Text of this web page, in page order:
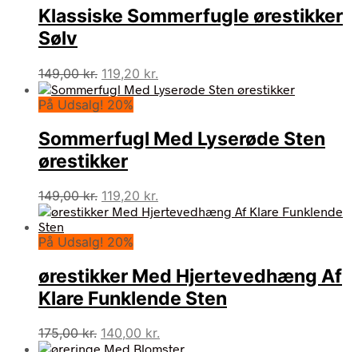
Klassiske Sommerfugle ørestikker
Sølv
149,00kr. Den
oprindelige
pris
149,00 kr..
119,20 kr.
aktuelle
119,20 kr..
På Udsalg! 20%
Sommerfugl Med Lyserøde Sten
ørestikker
149,00kr. Den
oprindelige
var:
119,20 kr.
aktuelle
På Udsalg! 20%
ørestikker Med Hjertevedhæng Af
Klare Funklende Sten
175,00kr. Den
oprindelige
140,00 kr.
aktuelle